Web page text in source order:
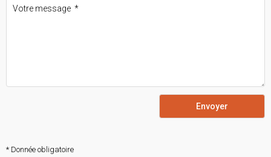
Envoyer
* Donnée obligatoire